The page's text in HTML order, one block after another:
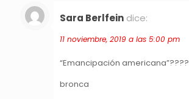
Sara Berlfein dice:
11 noviembre, 2019 a las 5:00 pm
“Emancipación
bronca